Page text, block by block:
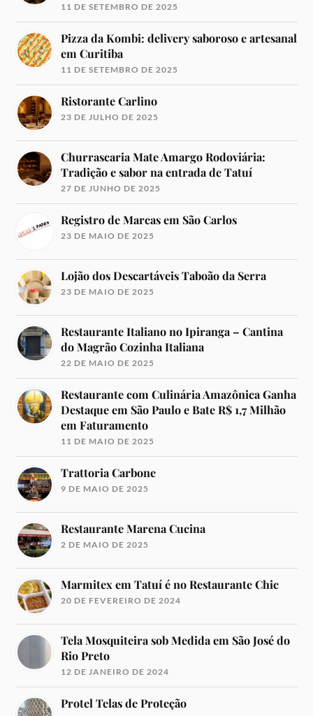
11 DE SETEMBRO DE 2025
Pizza da Kombi: delivery saboroso e artesanal
em Curitiba
11 DE SETEMBRO DE 2025
Ristorante Carlino
23 DE JULHO DE 2025
Churrascaria Mate Amargo Rodoviária:
Tradição e sabor na entrada de Tatuí
27 DE JUNHO DE 2025
Registro de Marcas em São Carlos
23 DE MAIO DE 2025
Lojão dos Descartáveis Taboão da Serra
23 DE MAIO DE 2025
Restaurante Italiano no Ipiranga – Cantina
do Magrão Cozinha Italiana
22 DE MAIO DE 2025
Restaurante com Culinária Amazônica Ganha
Destaque em São Paulo e Bate R$ 1,7 Milhão
em Faturamento
11 DE MAIO DE 2025
Trattoria Carbone
9 DE MAIO DE 2025
Restaurante Marena Cucina
2 DE MAIO DE 2025
Marmitex em Tatuí é no Restaurante Chic
20 DE FEVEREIRO DE 2024
Tela Mosquiteira sob Medida em São José do
Rio Preto
12 DE JANEIRO DE 2024
Protel Telas de Proteção